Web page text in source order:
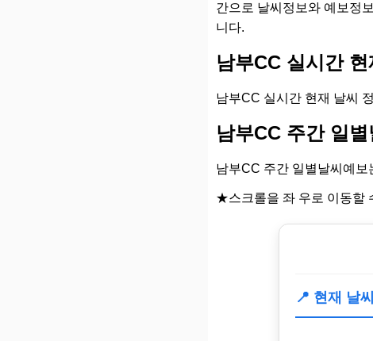
간으로 날씨정보와 예보정
니다.
남부CC 실시간 현
남부CC 실시간 현재 날씨
남부CC 주간 일
남부CC 주간 일별날씨예보
★스크롤을 좌 우로 이동할
📍 현재 날